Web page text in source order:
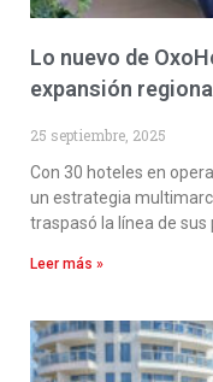
Lo nuevo de
expansión
25 septiembre, 2025
Con 30 hoteles en
un estrategia
traspasó la línea de sus
Leer más »